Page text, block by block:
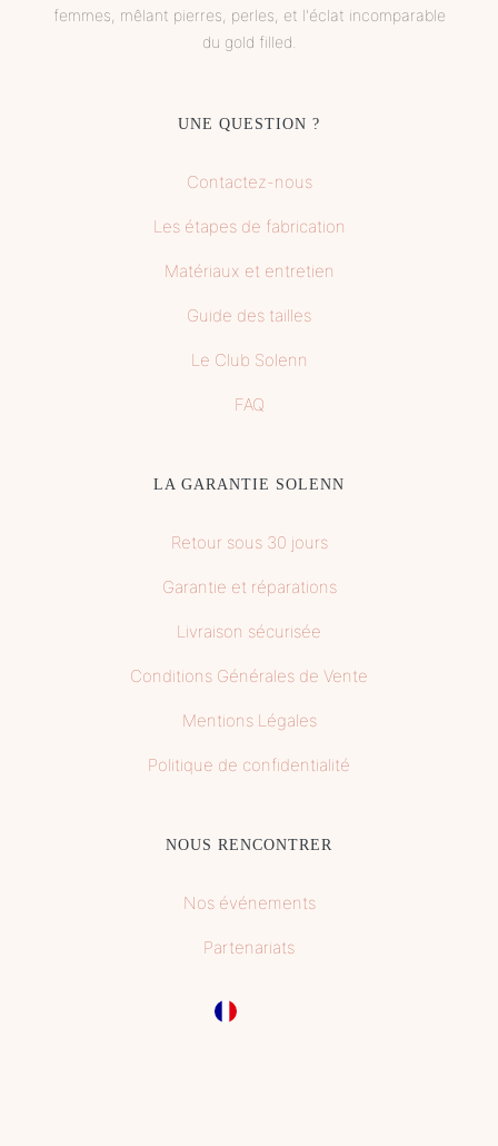
femmes, mêlant pierres, perles, et l'éclat incomparable
du gold filled.
UNE QUESTION ?
Contactez-nous
Les étapes de fabrication
Matériaux et entretien
Guide des tailles
Le Club Solenn
FAQ
LA GARANTIE SOLENN
Retour sous 30 jours
Garantie et réparations
Livraison sécurisée
Conditions Générales de Vente
Mentions Légales
Politique de confidentialité
NOUS RENCONTRER
Nos événements
Partenariats